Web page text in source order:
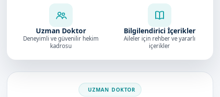
Uzman Doktor
Deneyimli ve güvenilir hekim
kadrosu
Bilgilendirici İçerikler
Aileler için rehber ve yararlı
içerikler
Doktorumuz